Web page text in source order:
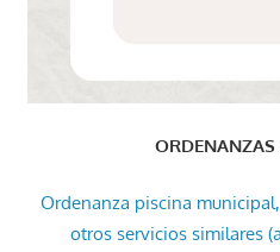
Ordenanza piscina
otros servicios similares